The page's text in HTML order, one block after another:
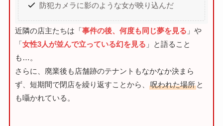
防犯カメラに影のような女が映り込んだ
近隣の店主たちは「事件の後、何度も同じ夢を見る 」や
「女性3人が並んで立っている幻を見る 」と語ること
も…。
さらに、廃業後も店舗跡のテナントもなかなか決まら
ず、短期間で閉店を繰り返すことから、
呪われた場所と
も囁かれている。